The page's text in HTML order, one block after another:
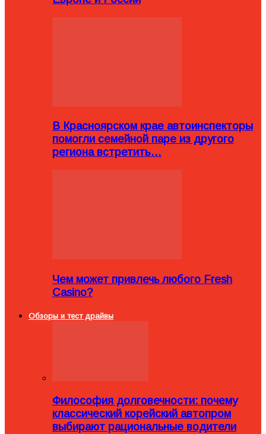
В Красноярском крае автоинспекторы
помогли семейной паре из другого
региона встретить…
Чем может привлечь любого Fresh
Casino?
Обзоры и тест драйвы
Философия долговечности: почему
классический корейский автопром
выбирают рациональные водители